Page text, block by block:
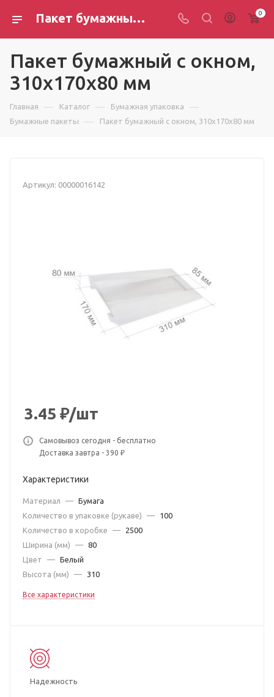
Пакет бумажный с окном, 310х170х80 мм — купить оптом в Новосибирске 0
Пакет бумажный с окном,
310х170х80 мм
Главная — Каталог — Бумажная упаковка —
Бумажные пакеты — Пакет бумажный с окном, 310х170х80 мм
Артикул: 00000016142
3.45 ₽/шт
Самовывоз сегодня - бесплатно
Доставка завтра - 390 ₽
Характеристики
Материал — Бумага
Количество в упаковке (рукаве)
—
100
Количество в коробке
—
2500
Ширина (мм)
— 80
Цвет
— Белый
Высота (мм)
— 310
Все характеристики
Надежность